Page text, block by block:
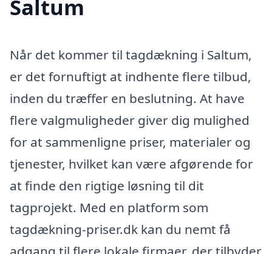
Saltum
Når det kommer til tagdækning i Saltum,
er det fornuftigt at indhente flere tilbud,
inden du træffer en beslutning. At have
flere valgmuligheder giver dig mulighed
for at sammenligne priser, materialer og
tjenester, hvilket kan være afgørende for
at finde den rigtige løsning til dit
tagprojekt. Med en platform som
tagdækning-priser.dk kan du nemt få